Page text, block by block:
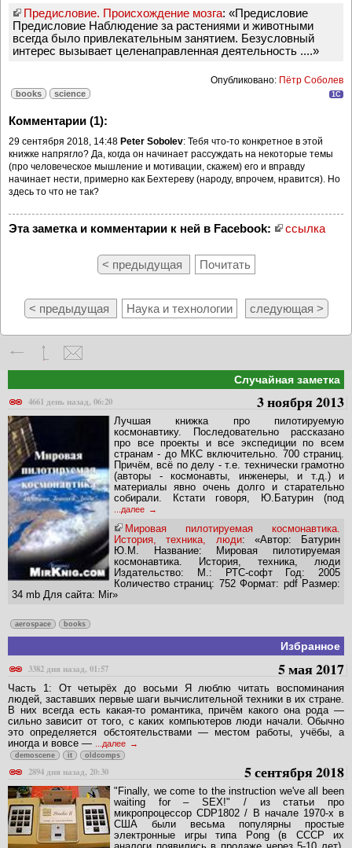
Предисловие. Происхождение мозга: «Предисловие
Предисловие Наблюдение за растениями и животными
всегда было привлекательным занятием. Безусловный
интерес вызывает целенаправленная деятельность ....»
Опубликовано: Пётр Соболев
books science 1C
Комментарии (1):
29 сентября 2018, 14:48 Peter Sobolev: Тебя что-то конкретное в этой
книжке напрягло? Да, когда он начинает рассуждать на некоторые темы
(про человеческое мышление и мотивации, скажем) его и вправду
начинает нести, примерно как Бехтереву (народу, впрочем, нравится). Но
здесь то что не так?
Эта заметка и комментарии к ней в Facebook: ссылка
< предыдущая Почитать
< предыдущая Наука и технологии следующая >
Случайная заметка
4661 день назад, 06:20
3 ноября 2013
Лучшая книжка про пилотируемую
космонавтику. Последовательно рассказано
про все проекты и все экспедиции по всем
странам - до МКС включительно. 700 страниц.
Причём, всё по делу - т.е. технически грамотно
(авторы - космонавты, инженеры, и т.д.) и
материалы явно очень долго и старательно
собирали. Кстати говоря, Ю.Батурин (под
...далее
Мировая пилотируемая космонавтика.
История, техника, люди: «Автор: Батурин
Ю.М. Название: Мировая пилотируемая
космонавтика. История, техника, люди
Издательство: М.: РТС-софт Год: 2005
Количество страниц: 752 Формат: pdf Размер:
34 mb Для сайта: Mir»
aerospace books
Избранное
3382 дня назад, 01:57
5 мая 2017
Часть 1: От четырёх до восьми Я люблю читать воспоминания
людей, заставших первые шаги вычислительной техники в их стране.
В них всегда есть какая-то романтика, причём какого она рода —
сильно зависит от того, с каких компьютеров люди начали. Обычно
это определяется обстоятельствами — местом работы, учёбы, а
иногда и вовсе —
...далее
demoscene it oldcomps
2894 дня назад, 20:30 5 сентября 2018
"Finally, we come to the instruction we've all been
waiting for – SEX!" / из статьи про
микропроцессор CDP1802 / В начале 1970-х в
США были весьма популярны простые
электронные игры типа Pong (в СССР их